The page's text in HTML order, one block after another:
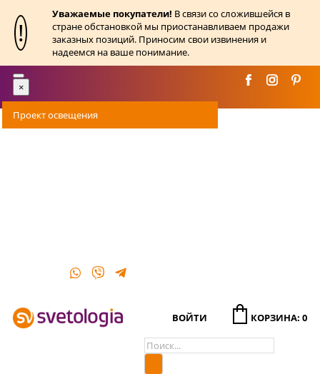
!
Уважаемые покупатели! В связи со сложившейся в
стране обстановкой мы приостанавливаем продажи
заказных позиций. Приносим свои извинения и
надеемся на ваше понимание.
Toggle
navigation
×
Проект освещения
ВОЙТИ КОРЗИНА: 0